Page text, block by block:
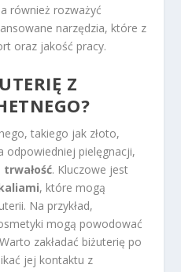
również rozważyć
narzędzia, które z
oraz jakość pracy.
Z
takiego jak złoto,
odpowiedniej pielęgnacji,
trwałość. Kluczowe jest
, które mogą
Na przykład,
mogą powodować
zakładać biżuterię po
jej kontaktu z